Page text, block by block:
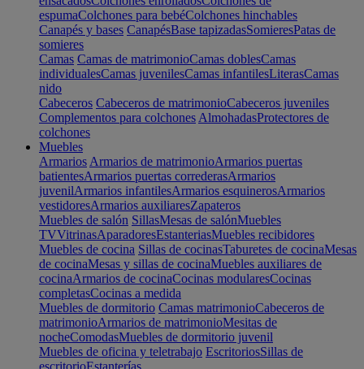
espumaColchones para bebéColchones hinchables
Canapés y bases CanapésBase tapizadasSomieresPatas de
somieres
Camas Camas de matrimonioCamas doblesCamas
individualesCamas juvenilesCamas infantilesLiterasCamas
nido
Cabeceros Cabeceros de matrimonioCabeceros juveniles
Complementos para colchones AlmohadasProtectores de
colchones
Muebles
Armarios Armarios de matrimonioArmarios puertas
batientesArmarios puertas correderasArmarios
juvenilArmarios infantilesArmarios esquinerosArmarios
vestidoresArmarios auxiliaresZapateros
Muebles de salón SillasMesas de salónMuebles
TVVitrinasAparadoresEstanteriasMuebles recibidores
Muebles de cocina Sillas de cocinasTaburetes de cocinaMesas
de cocinaMesas y sillas de cocinaMuebles auxiliares de
cocinaArmarios de cocinaCocinas modularesCocinas
completasCocinas a medida
Muebles de dormitorio Camas matrimonioCabeceros de
matrimonioArmarios de matrimonioMesitas de
nocheComodasMuebles de dormitorio juvenil
Muebles de oficina y teletrabajo EscritoriosSillas de
escritorioEstanterías